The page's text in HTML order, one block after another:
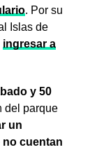
. Por su
Islas de
ingresar a
y 50
del parque
un
no cuentan